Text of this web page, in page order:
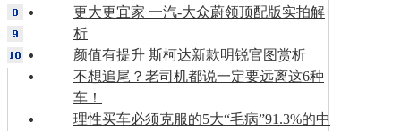
更大更宜家 一汽-大众蔚领顶配版实拍解
析
颜值有提升 斯柯达新款明锐官图赏析
不想追尾？老司机都说一定要远离这6种
车！
理性买车必须克服的5大“毛病”91.3%的中